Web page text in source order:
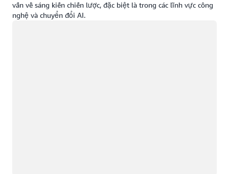
vấn về sáng kiến chiến lược, đặc biệt là trong các lĩnh vực công
nghệ và chuyển đổi AI.